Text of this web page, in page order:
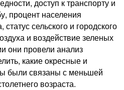
доступ к транспорту и
процент населения
сельского и городского
и воздействие зеленых
они провели анализ
какие окресные и
были связаны с меньшей
возраста.